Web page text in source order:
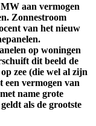
aan vermogen
Zonnestroom
van het nieuw
op woningen
dit beeld de
zee (die wel al zijn
een vermogen van
name grote
als de grootste